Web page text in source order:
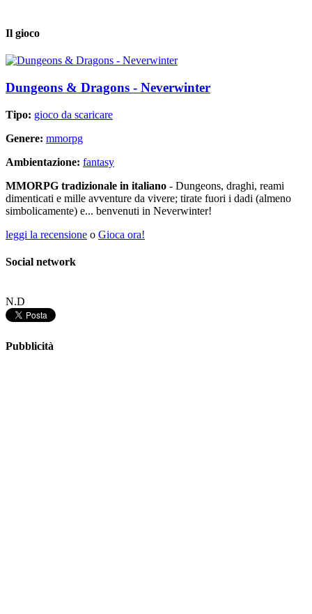
Il gioco
Dungeons & Dragons - Neverwinter
Tipo: gioco da scaricare
Genere: mmorpg
Ambientazione: fantasy
MMORPG tradizionale in italiano - Dungeons, draghi, reami
dimenticati e mille avventure da vivere; tirate fuori i dadi (almeno
simbolicamente) e... benvenuti in Neverwinter!
leggi la recensione o Gioca ora!
Social network
N.D
Pubblicità